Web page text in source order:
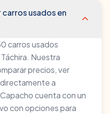
usados en
carros usados
Nuestra
precios, ver
a
cuenta con un
con opciones para